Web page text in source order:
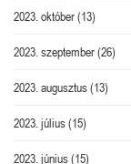
2023. október(13)
2023. szeptember(26)
2023. augusztus(13)
2023. július(15)
2023. június(15)